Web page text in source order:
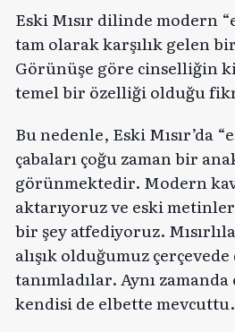
Eski Mısır dilinde modern
tam olarak karşılık gelen
Görünüşe göre cinselliğin
temel bir özelliği olduğu
Bu nedenle, Eski Mısır’da
çabaları çoğu zaman bir
görünmektedir. Modern
aktarıyoruz ve eski
bir şey atfediyoruz.
alışık olduğumuz
tanımladılar. Aynı
kendisi de elbette mevcuttu.